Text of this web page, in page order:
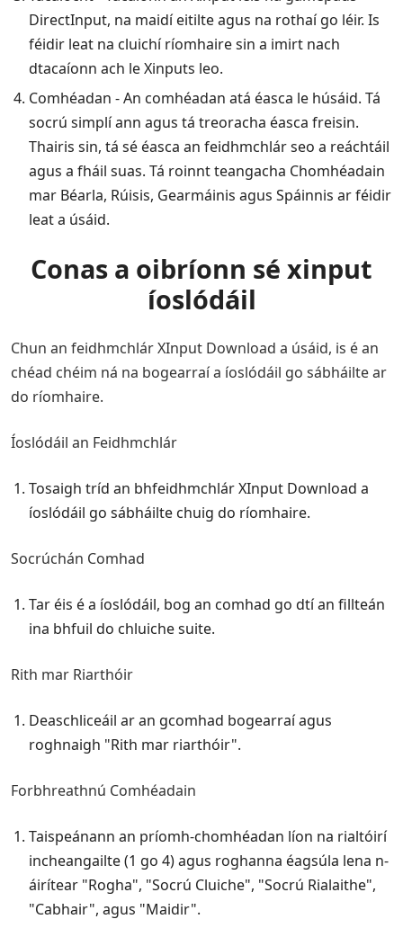
DirectInput, na maidí eitilte agus na rothaí go léir. Is
féidir leat na cluichí ríomhaire sin a imirt nach
dtacaíonn ach le Xinputs leo.
Comhéadan - An comhéadan atá éasca le húsáid. Tá
socrú simplí ann agus tá treoracha éasca freisin.
Thairis sin, tá sé éasca an feidhmchlár seo a reáchtáil
agus a fháil suas. Tá roinnt teangacha Chomhéadain
mar Béarla, Rúisis, Gearmáinis agus Spáinnis ar féidir
leat a úsáid.
Conas a oibríonn sé xinput
íoslódáil
Chun an feidhmchlár XInput Download a úsáid, is é an
chéad chéim ná na bogearraí a íoslódáil go sábháilte ar
do ríomhaire.
Íoslódáil an Feidhmchlár
Tosaigh tríd an bhfeidhmchlár XInput Download a
íoslódáil go sábháilte chuig do ríomhaire.
Socrúchán Comhad
Tar éis é a íoslódáil, bog an comhad go dtí an fillteán
ina bhfuil do chluiche suite.
Rith mar Riarthóir
Deaschliceáil ar an gcomhad bogearraí agus
roghnaigh "Rith mar riarthóir".
Forbhreathnú Comhéadain
Taispeánann an príomh-chomhéadan líon na rialtóirí
incheangailte (1 go 4) agus roghanna éagsúla lena n-
áirítear "Rogha", "Socrú Cluiche", "Socrú Rialaithe",
"Cabhair", agus "Maidir".